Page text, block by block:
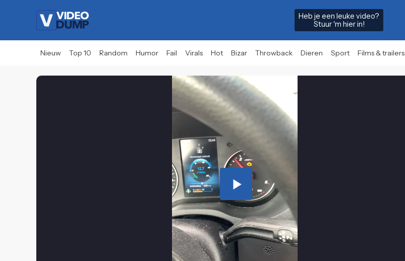
Heb je een leuke video?
Stuur 'm hier in!
Nieuw Top 10 Random Humor Fail Virals Hot Bizar Throwback Dieren Sport Films & trailers
Play
Video